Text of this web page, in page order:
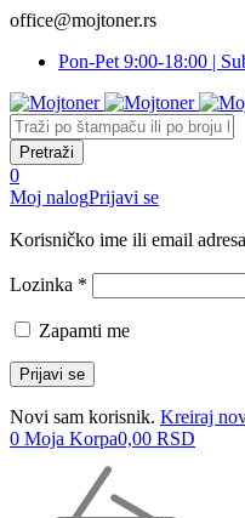
office@mojtoner.rs
Pon-Pet 9:00-18:00 |
0
Moj nalogPrijavi se
Korisničko ime ili email
Lozinka *
Zapamti me
Novi sam korisnik. Kreiraj
0 Moja Korpa0,00 RSD